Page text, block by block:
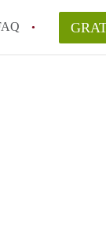
een Appartement in